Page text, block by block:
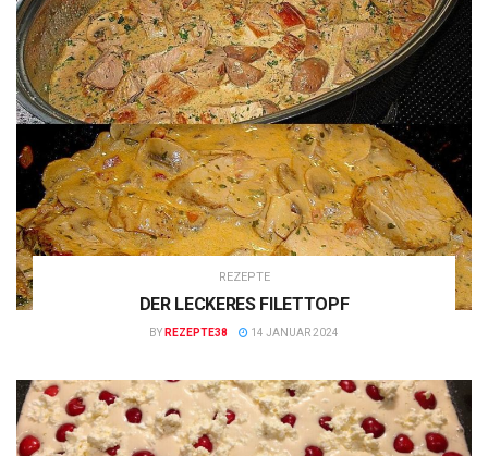
REZEPTE
DER LECKERES FILETTOPF
BY REZEPTE38 14 JANUAR 2024